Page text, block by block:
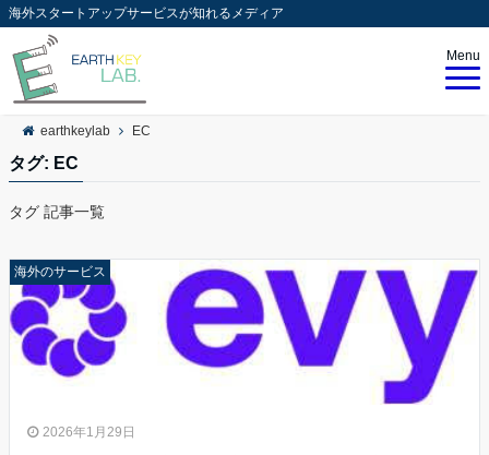
海外スタートアップサービスが知れるメディア
Menu
earthkeylab EC
タグ: EC
タグ 記事一覧
海外のサービス
2026年1月29日